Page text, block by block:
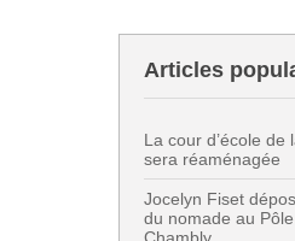
Articles
La cour d’école de
sera réaménagée
Jocelyn Fiset
du nomade au